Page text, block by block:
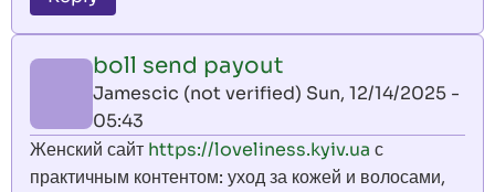
boll send payout
Jamescic (not verified) Sun, 12/14/2025 -
05:43
Женский сайт https://loveliness.kyiv.ua с
практичным контентом: уход за кожей и волосами,